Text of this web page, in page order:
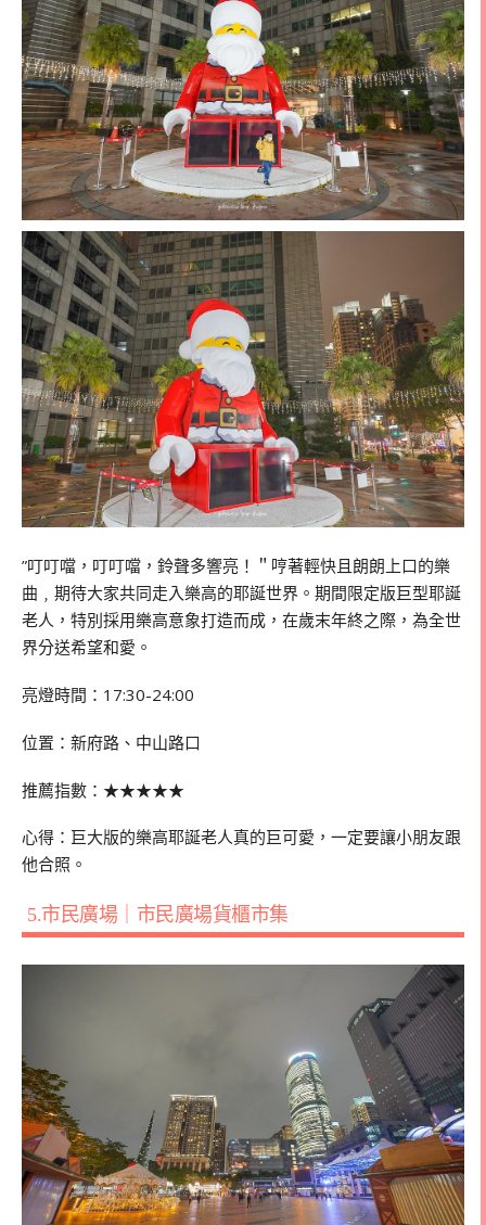
”叮叮噹，叮叮噹，鈴聲多響亮！＂哼著輕快且朗朗上口的樂
曲﹐期待大家共同走入樂高的耶誕世界。期間限定版巨型耶誕
老人，特別採用樂高意象打造而成，在歲末年終之際，為全世
界分送希望和愛。
亮燈時間：17:30-24:00
位置：新府路、中山路口
推薦指數： ★★★★★
心得：巨大版的樂高耶誕老人真的巨可愛，一定要讓小朋友跟
他合照。
5.市民廣場｜市民廣場貨櫃市集